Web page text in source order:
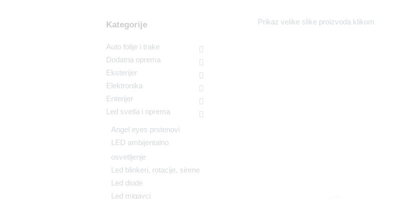
Prikaz velike slike proizvoda klikom
Kategorije
Auto folije i trake
Dodatna oprema
Eksterijer
Elektronika
Enterijer
Led svetla i oprema
Angel eyes prstenovi
LED ambijentalno
osvetljenje
Led blinkeri, rotacije, sirene
Led diode
Led migavci